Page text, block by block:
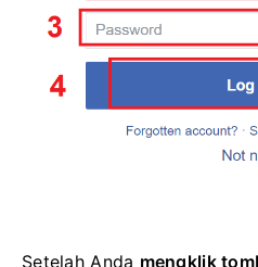
Setelah Anda mengklik